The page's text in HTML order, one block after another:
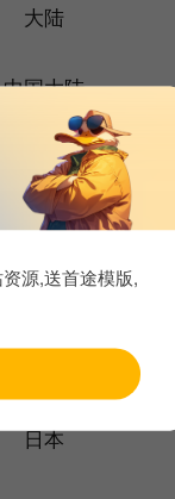
大陆
中国大陆
中国大陆
中国大陆
日本
源,送首途模版,